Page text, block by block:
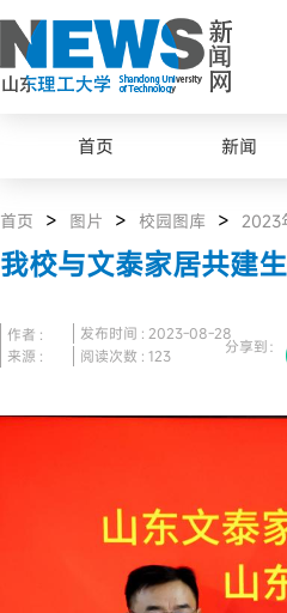
首页 新闻
首页 > 图片 > 校园图库 > 2023
我校与文泰家居共建
作者 :
来源 :
发布时间 : 2023-08-28
阅读次数 : 123 分享到：